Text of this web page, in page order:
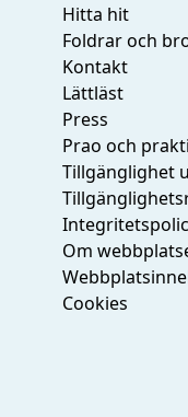
Hitta hit
Foldrar och
Kontakt
Lättläst
Press
Prao och
Tillgänglighet
Om
Cookies